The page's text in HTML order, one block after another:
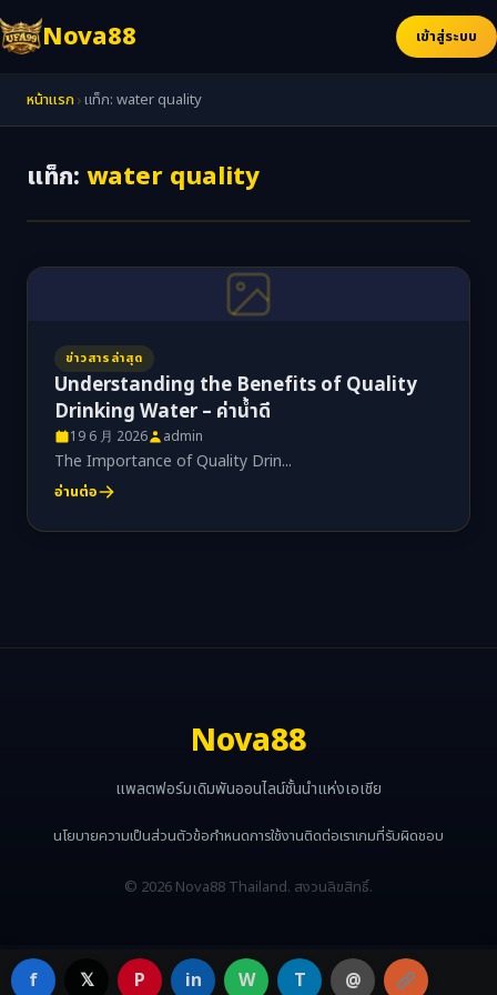
Nova88 เข้าสู่ระบบ
หน้าแรก ›แท็ก: water quality
แท็ก: water quality
ข่าวสารล่าสุด
Understanding the Benefits of Quality
Drinking Water – ค่าน้ำดี
19 6 月 2026 admin
The Importance of Quality Drin...
อ่านต่อ
Nova88
แพลตฟอร์มเดิมพันออนไลน์ชั้นนำแห่งเอเชีย
นโยบายความเป็นส่วนตัวข้อกำหนดการใช้งานติดต่อเราเกมที่รับผิดชอบ
© 2026 Nova88 Thailand. สงวนลิขสิทธิ์.
f 𝕏 P in W T @